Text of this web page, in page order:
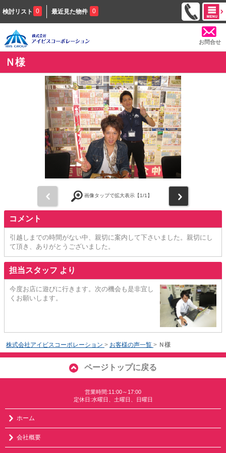
検討リスト 0 最近見た物件 0
お問合せ
Ｎ様
画像タップで拡大表示【1/1】
コメント
引越しまでの時間がない中、親切に案内して下さいました。親切にし
て頂き、ありがとうございました。
担当スタッフ より
今度お店に遊びに行きます。次の機会も是非宜し
くお願いします。
株式会社アイビスコーポレーション > お客様の声一覧 > Ｎ様
ページトップに戻る
営業時間:11:00～17:00
定休日:水曜日、土曜日、日曜日
ホーム
会社概要